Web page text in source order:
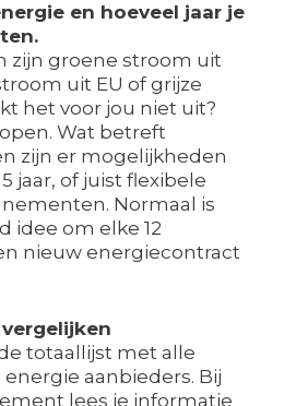
en hoeveel jaar je
zijn groene stroom uit
uit EU of grijze
het voor jou niet uit?
Wat betreft
zijn er mogelijkheden
5 jaar, of juist flexibele
Normaal is
idee om elke 12
nieuw energiecontract
totaallijst met alle
aanbieders. Bij
lees je informatie